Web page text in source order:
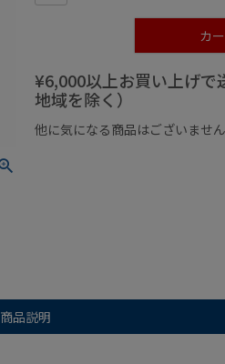
カ
¥6,000以上お買い上げで
地域を除く）
他に気になる商品はございませ
商品説明